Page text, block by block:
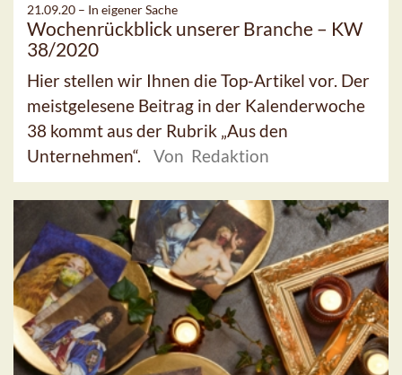
21.09.20 – In eigener Sache
Wochenrückblick unserer Branche – KW
38/2020
Hier stellen wir Ihnen die Top-Artikel vor. Der
meistgelesene Beitrag in der Kalenderwoche
38 kommt aus der Rubrik „Aus den
Unternehmen“.
Von Redaktion